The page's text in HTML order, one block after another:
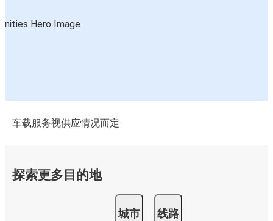
车载服务视供应情况而定
探索更多目的地
城市 线路